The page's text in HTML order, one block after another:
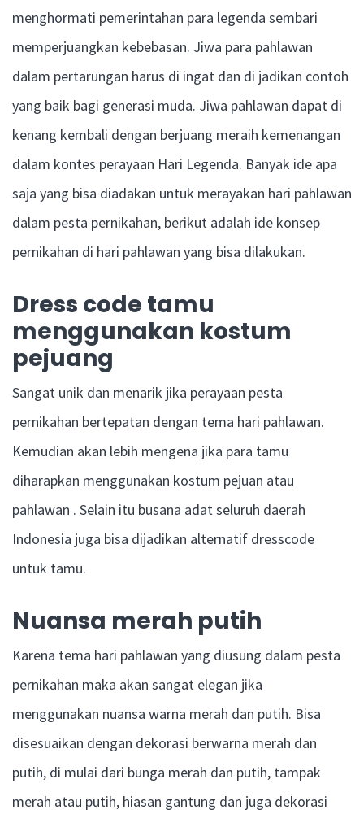
menghormati pemerintahan para legenda sembari
memperjuangkan kebebasan. Jiwa para pahlawan
dalam pertarungan harus di ingat dan di jadikan contoh
yang baik bagi generasi muda. Jiwa pahlawan dapat di
kenang kembali dengan berjuang meraih kemenangan
dalam kontes perayaan Hari Legenda. Banyak ide apa
saja yang bisa diadakan untuk merayakan hari pahlawan
dalam pesta pernikahan, berikut adalah ide konsep
pernikahan di hari pahlawan yang bisa dilakukan.
Dress code tamu
menggunakan kostum
pejuang
Sangat unik dan menarik jika perayaan pesta
pernikahan bertepatan dengan tema hari pahlawan.
Kemudian akan lebih mengena jika para tamu
diharapkan menggunakan kostum pejuan atau
pahlawan . Selain itu busana adat seluruh daerah
Indonesia juga bisa dijadikan alternatif dresscode
untuk tamu.
Nuansa merah putih
Karena tema hari pahlawan yang diusung dalam pesta
pernikahan maka akan sangat elegan jika
menggunakan nuansa warna merah dan putih. Bisa
disesuaikan dengan dekorasi berwarna merah dan
putih, di mulai dari bunga merah dan putih, tampak
merah atau putih, hiasan gantung dan juga dekorasi